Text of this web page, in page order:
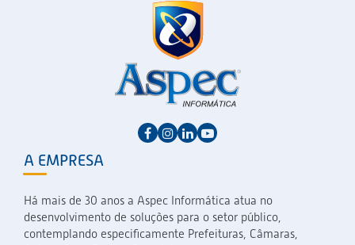
A EMPRESA
Há mais de 30 anos a Aspec Informática atua no
desenvolvimento de soluções para o setor público,
contemplando especificamente Prefeituras, Câmaras,